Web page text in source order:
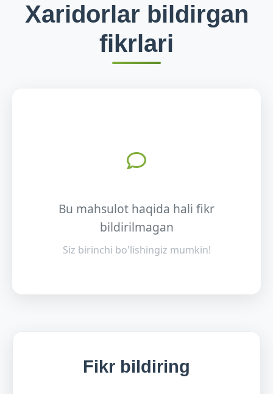
Xaridorlar bildirgan
fikrlari
Bu mahsulot haqida hali fikr
bildirilmagan
Siz birinchi bo'lishingiz mumkin!
Fikr bildiring